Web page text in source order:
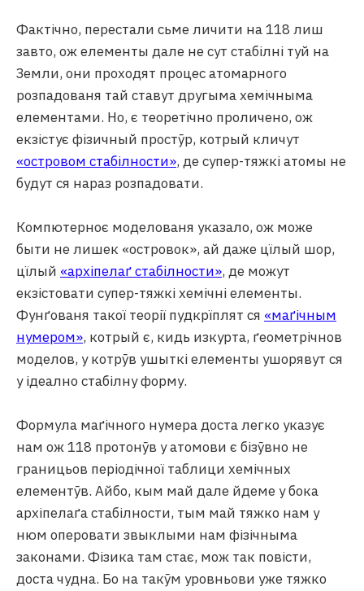
Фактічно, перестали сьме личити на 118 лиш
завто, ож елементы дале не сут стабілні туй на
Земли, они проходят процес атомарного
розпадованя тай ставут другыма хемічныма
елементами. Но, є теоретічно проличено, ож
екзістує фізичный простӯр, котрый кличут
«островом стабілности», де супер-тяжкі атомы не
будут ся нараз розпадовати.
Компютерноє моделованя указало, ож може
быти не лишек «островок», ай даже цїлый шор,
цїлый «архіпелаґ стабілности», де можут
екзістовати супер-тяжкі хемічні елементы.
Фунґованя такої теорії пудкрїплят ся «маґічным
нумером», котрый є, кидь изкурта, ґеометрічнов
моделов, у котрӯв ушыткі елементы ушорявут ся
у ідеално стабілну форму.
Формула маґічного нумера доста легко указує
нам ож 118 протонӯв у атомови є бізӯвно не
границьов періодічної таблици хемічных
елементӯв. Айбо, кым май дале йдеме у бока
архіпелаґа стабілности, тым май тяжко нам у
нюм оперовати звыклыми нам фізічныма
законами. Фізика там стає, мож так повісти,
доста чудна. Бо на такӯм уровньови уже тяжко